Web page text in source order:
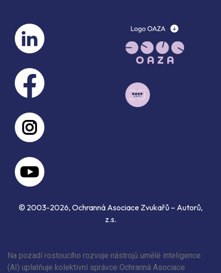
© 2003-2026, Ochranná Asociace Zvukařů – Autorů,
z.s.
Na pozadí rostoucího rozvoje nástrojů umělé inteligence
(AI) uplatňuje kolektivní správce Ochranná Asociace